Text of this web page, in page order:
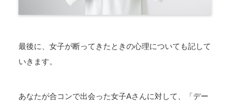
最後に、女子が断ってきたときの心理についても記して
いきます。
あなたが合コンで出会った女子Aさんに対して、「デー